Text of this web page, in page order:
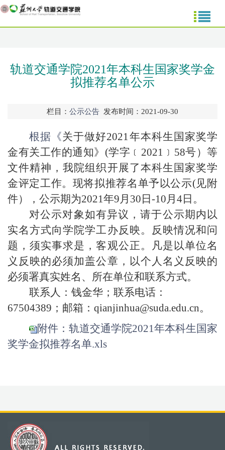
轨道交通学院2021年本科生国家奖学金
拟推荐名单公示
栏目： 公示公告 发布时间：2021-09-30
根据《关于做好2021年本科生国家奖学
金有关工作的通知》 (学字﹝ 2021﹞58号）等
文件精神，我院组织开展了本科生 国家奖学
金评定工作。现将拟推荐名单予以公示(见附
件）
，公示期为2021年9月 30 日 -10月 4日。
对公示对象如有异议，请于公示期内以
实名方式向学院学工办反映。反映情况和问
题，须实事求是，客观公正。凡是以单位名
义反映的必须加盖公章，以个人名义反映的
必须署真实姓名、所在单位和联系方式。
联系人：钱金华；联系电话：
67504389 ；邮箱： qianjinhua@suda.edu.cn。
附件：轨道交通学院2021年本科生国家
奖学金拟推荐名单.xls